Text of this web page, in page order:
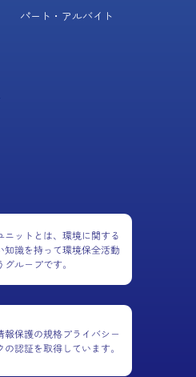
パート・アルバイト